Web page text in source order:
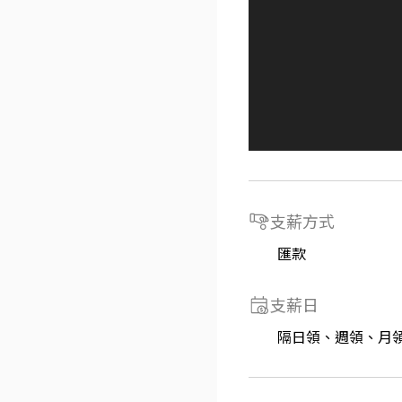
支薪方式
匯款
支薪日
隔日領、週領、月